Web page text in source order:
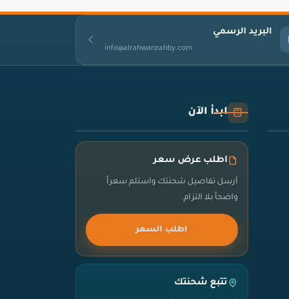
البريد الرسمي
info@alrahwanzahby.com
ابدأ الآن
اطلب عرض سعر
أرسل تفاصيل شحنتك واستلم سعراً
واضحاً بلا التزام.
اطلب السعر
تتبع شحنتك